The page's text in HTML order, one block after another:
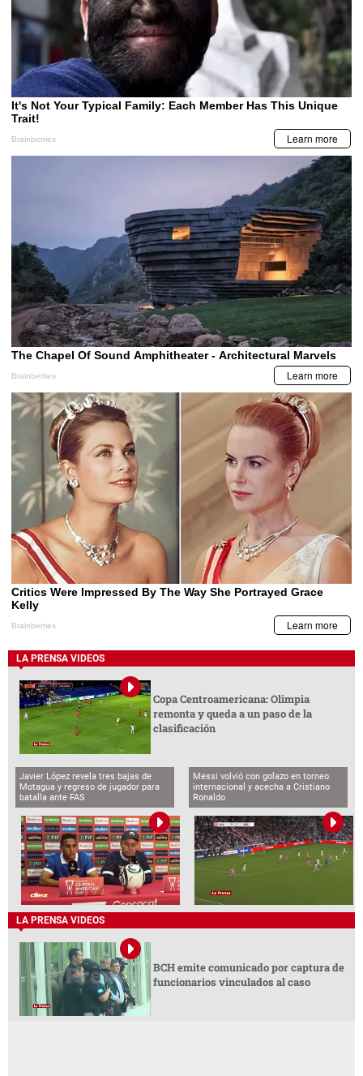
LA PRENSA VIDEOS
Copa Centroamericana: Olimpia
remonta y queda a un paso de la
clasificación
Javier López revela tres bajas de
Motagua y regreso de jugador para
batalla ante FAS
Messi volvió con golazo en torneo
internacional y acecha a Cristiano
Ronaldo
LA PRENSA VIDEOS
BCH emite comunicado por captura de
funcionarios vinculados al caso